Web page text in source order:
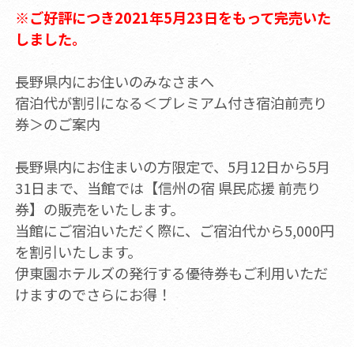
※ご好評につき2021年5月23日をもって完売いた
しました。
長野県内にお住いのみなさまへ
宿泊代が割引になる＜プレミアム付き宿泊前売り
券＞のご案内
長野県内にお住まいの方限定で、5月12日から5月
31日まで、当館では【信州の宿 県民応援 前売り
券】の販売をいたします。
当館にご宿泊いただく際に、ご宿泊代から5,000円
を割引いたします。
伊東園ホテルズの発行する優待券もご利用いただ
けますのでさらにお得！